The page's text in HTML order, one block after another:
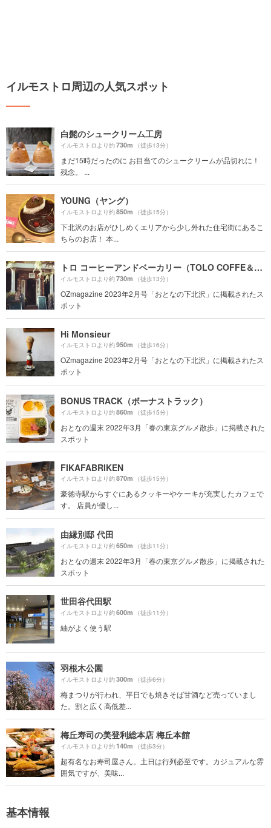
イルモストロ周辺の人気スポット
白髭のシュークリーム工房
イルモストロより約730m （徒歩13分）
まだ15時だったのに お目当てのシュークリームが品切れに！
残念。 ...
YOUNG（ヤング）
イルモストロより約850m （徒歩15分）
下北沢のお店がひしめくエリアから少し外れた住宅街にあるこ
ちらのお店！ 本...
トロ コーヒーアンドベーカリー（TOLO COFFE＆BAKERY）
イルモストロより約730m （徒歩13分）
OZmagazine 2023年2月号「おとなの下北沢」に掲載されたス
ポット
Hi Monsieur
イルモストロより約950m （徒歩16分）
OZmagazine 2023年2月号「おとなの下北沢」に掲載されたス
ポット
BONUS TRACK（ボーナストラック）
イルモストロより約860m （徒歩15分）
おとなの週末 2022年3月「春の東京グルメ散歩」に掲載された
スポット
FIKAFABRIKEN
イルモストロより約870m （徒歩15分）
豪徳寺駅からすぐにあるクッキーやケーキが充実したカフェで
す。 店員が優し...
由縁別邸 代田
イルモストロより約650m （徒歩11分）
おとなの週末 2022年3月「春の東京グルメ散歩」に掲載された
スポット
世田谷代田駅
イルモストロより約600m （徒歩11分）
紬がよく使う駅
羽根木公園
イルモストロより約300m （徒歩6分）
梅まつりが行われ、平日でも焼きそば甘酒など売っていまし
た。割と広く高低差...
梅丘寿司の美登利総本店 梅丘本館
イルモストロより約140m （徒歩3分）
超有名なお寿司屋さん。土日は行列必至です。カジュアルな雰
囲気ですが、美味...
基本情報